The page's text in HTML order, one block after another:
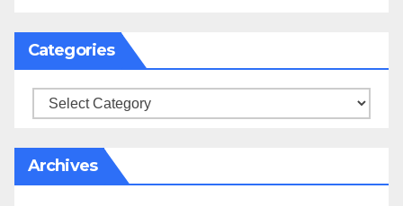
Categories
Categories
Archives